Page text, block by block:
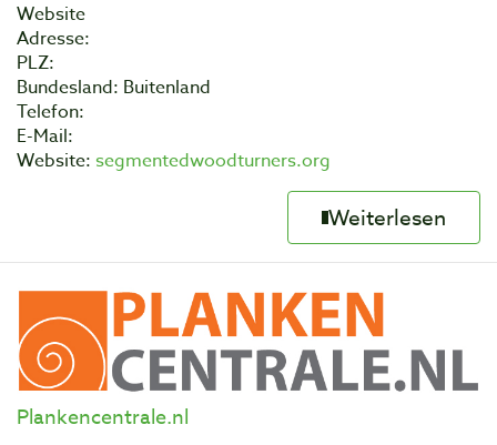
Website
Adresse:
PLZ:
Bundesland: Buitenland
Telefon:
E-Mail:
Website: segmentedwoodturners.org
Weiterlesen
Plankencentrale.nl